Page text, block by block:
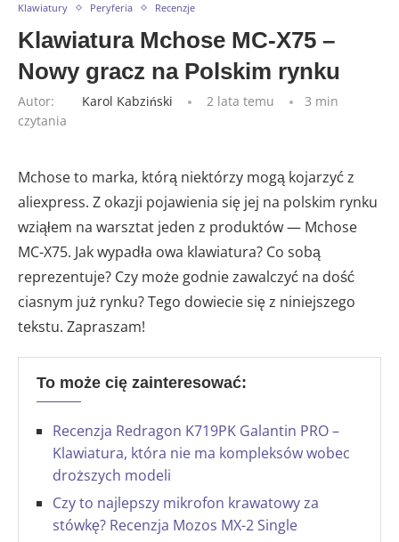
Klawiatury Peryferia Recenzje
Klawiatura Mchose MC-X75 –
Nowy gracz na Polskim rynku
Autor: Karol Kabziński 2 lata temu
3 min
czytania
Mchose to marka, którą niektórzy mogą kojarzyć z
aliexpress. Z okazji pojawienia się jej na polskim rynku
wziąłem na warsztat jeden z produktów — Mchose
MC-X75. Jak wypadła owa klawiatura? Co sobą
reprezentuje? Czy może godnie zawalczyć na dość
ciasnym już rynku? Tego dowiecie się z niniejszego
tekstu. Zapraszam!
To może cię zainteresować:
Recenzja Redragon K719PK Galantin PRO –
Klawiatura, która nie ma kompleksów wobec
droższych modeli
Czy to najlepszy mikrofon krawatowy za
stówkę? Recenzja Mozos MX-2 Single